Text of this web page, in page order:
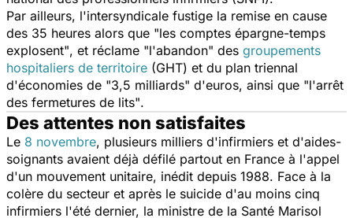
Par ailleurs, l'intersyndicale fustige la remise en cause
des 35 heures alors que "les comptes épargne-temps
explosent", et réclame "l'abandon" des groupements
hospitaliers de territoire (GHT) et du plan triennal
d'économies de "3,5 milliards" d'euros, ainsi que "l'arrêt
des fermetures de lits".
Des attentes non satisfaites
Le 8 novembre, plusieurs milliers d'infirmiers et d'aides-
soignants avaient déjà défilé partout en France à l'appel
d'un mouvement unitaire, inédit depuis 1988. Face à la
colère du secteur et après le suicide d'au moins cinq
infirmiers l'été dernier, la ministre de la Santé Marisol